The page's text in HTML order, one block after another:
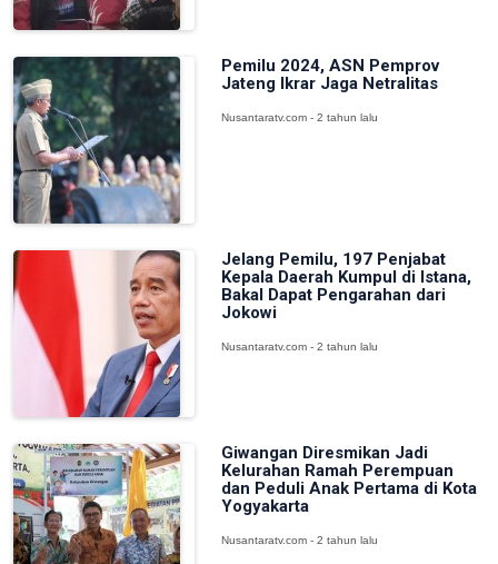
Pemilu 2024, ASN Pemprov
Jateng Ikrar Jaga Netralitas
Nusantaratv.com - 2 tahun lalu
Jelang Pemilu, 197 Penjabat
Kepala Daerah Kumpul di Istana,
Bakal Dapat Pengarahan dari
Jokowi
Nusantaratv.com - 2 tahun lalu
Giwangan Diresmikan Jadi
Kelurahan Ramah Perempuan
dan Peduli Anak Pertama di Kota
Yogyakarta
Nusantaratv.com - 2 tahun lalu